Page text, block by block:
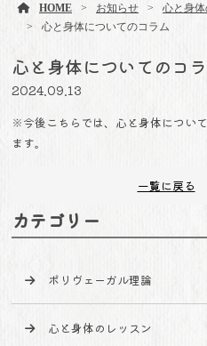
HOME お知らせ
心と身
心と身体についてのコラム
心と身体についてのコ
2024.09.13
※今後こちらでは、心と身体につい
ます。
一覧に戻る
カテゴリー
ポリヴェーガル理論
心と身体のレッスン